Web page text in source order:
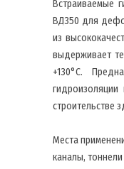
Встраиваемые
ВД350 для
из
выдерживает
+130°C.
строительстве
Места
каналы,